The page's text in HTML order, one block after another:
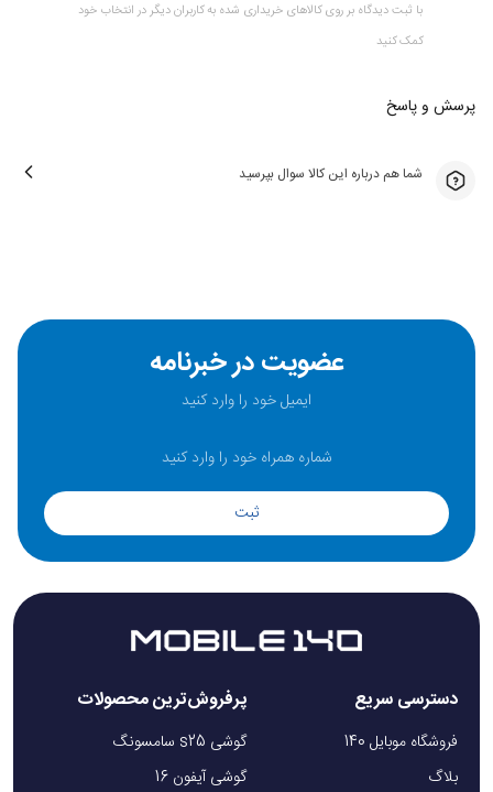
با ثبت دیدگاه بر روی کالاهای خریداری شده به کاربران دیگر در انتخاب خود
کمک کنید
پرسش و پاسخ
شما هم درباره این کالا سوال بپرسید
عضویت در خبرنامه
ثبت
دسترسی سریع
فروشگاه موبایل 140
بلاگ
پرفروش‌ترین محصولات
گوشی s25 سامسونگ
گوشی آیفون 16